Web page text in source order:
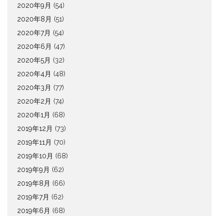
2020年9月 (54)
2020年8月 (51)
2020年7月 (54)
2020年6月 (47)
2020年5月 (32)
2020年4月 (48)
2020年3月 (77)
2020年2月 (74)
2020年1月 (68)
2019年12月 (73)
2019年11月 (70)
2019年10月 (68)
2019年9月 (62)
2019年8月 (66)
2019年7月 (62)
2019年6月 (68)